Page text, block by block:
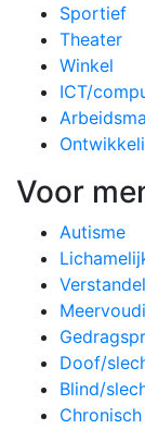
Sportief
Theater
Winkel
ICT/
Voor
Autisme
Doof/
Blind/